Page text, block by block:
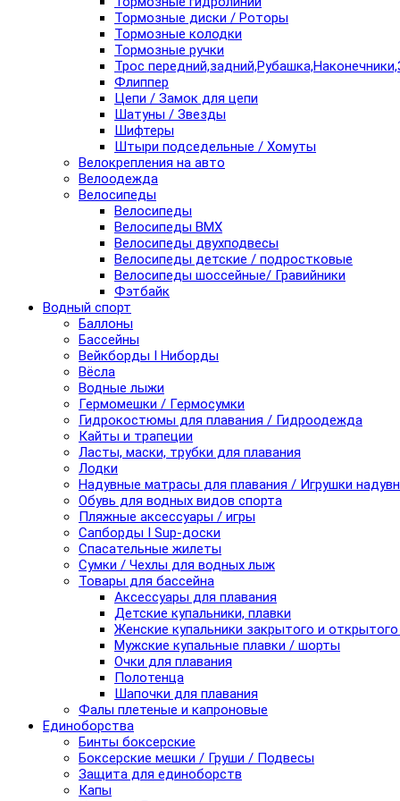
Тормозные диски / Роторы
Тормозные колодки
Тормозные ручки
Трос
Флиппер
Цепи / Замок для цепи
Шатуны / Звезды
Шифтеры
Штыри подседельные / Хомуты
Велокрепления на авто
Велоодежда
Велосипеды
Велосипеды
Велосипеды BMX
Велосипеды двухподвесы
Велосипеды детские / подростковые
Велосипеды шоссейные/ Гравийники
Фэтбайк
Водный спорт
Баллоны
Бассейны
Вейкборды I Ниборды
Вёсла
Водные лыжи
Гермомешки / Гермосумки
Гидрокостюмы для плавания / Гидроодежда
Кайты и трапеции
Ласты, маски, трубки для плавания
Лодки
Надувные матрасы для плавания / Игрушки
Обувь для водных видов спорта
Пляжные аксессуары / игры
Сапборды I Sup-доски
Спасательные жилеты
Сумки / Чехлы для водных лыж
Товары для бассейна
Аксессуары для плавания
Детские купальники, плавки
Женские купальники закрытого и
Мужские купальные плавки / шорты
Очки для плавания
Полотенца
Шапочки для плавания
Фалы плетеные и капроновые
Единоборства
Бинты боксерские
Боксерские мешки / Груши / Подвесы
Защита для единоборств
Капы